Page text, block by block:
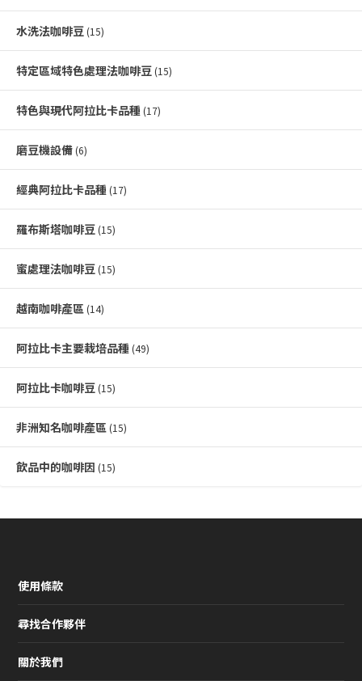
水洗法咖啡豆 (15)
特定區域特色處理法咖啡豆 (15)
特色與現代阿拉比卡品種 (17)
磨豆機設備 (6)
經典阿拉比卡品種 (17)
羅布斯塔咖啡豆 (15)
蜜處理法咖啡豆 (15)
越南咖啡產區 (14)
阿拉比卡主要栽培品種 (49)
阿拉比卡咖啡豆 (15)
非洲知名咖啡產區 (15)
飲品中的咖啡因 (15)
使用條款
尋找合作夥伴
關於我們